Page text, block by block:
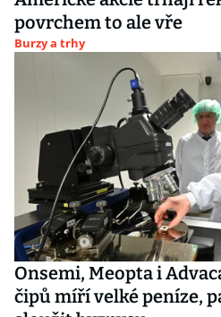
povrchem to ale vře
Burzy a trhy
Onsemi, Meopta i
čipů míří velké peníze,